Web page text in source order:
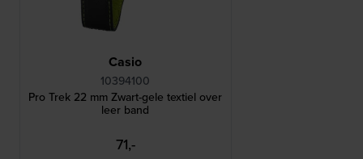
Casio
10394100
Pro Trek 22 mm Zwart-gele textiel over
leer band
71,-